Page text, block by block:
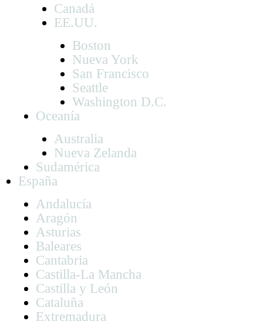
Canadá
EE.UU.
Boston
Nueva York
San Francisco
Seattle
Washington D.C.
Oceanía
Australia
Nueva Zelanda
Sudamérica
España
Andalucía
Aragón
Asturias
Baleares
Cantabria
Castilla-La Mancha
Castilla y León
Cataluña
Extremadura